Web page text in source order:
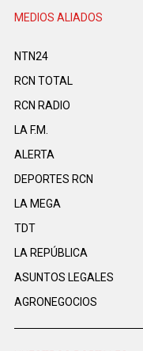
MEDIOS ALIADOS
NTN24
RCN TOTAL
RCN RADIO
LA F.M.
ALERTA
DEPORTES RCN
LA MEGA
TDT
LA REPÚBLICA
ASUNTOS LEGALES
AGRONEGOCIOS